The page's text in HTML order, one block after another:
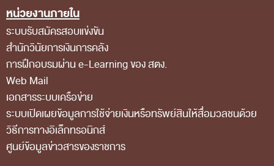
เอกสารที่เกี่ยวข้องกับคณะกรรมการตรวจสอบ
คณะกรรมการมาตรฐานจริยธรรมของเจ้าหน้าที่และ
บุคลากรอื่น
โครงสร้างคณะกรรมการ
เอกสารที่เกี่ยวข้อง
ตราสัญลักษณ์ สตง.
ผลการตรวจสอบ
Footer Menu
หน่วยงานภายใน
ระบบรับสมัครสอบแข่งขัน
สำนักวินัยการเงินการคลัง
การฝึกอบรมผ่าน e-Learning ของ สตง.
Web Mail
เอกสารระบบเครือข่าย
ระบบเปิดเผยข้อมูลการใช้จ่ายเงินหรือทรัพย์สินให้สื่อมวลชนด้วย
วิธีการทางอิเล็กทรอนิกส์
ศูนย์ข้อมูลข่าวสารของราชการ